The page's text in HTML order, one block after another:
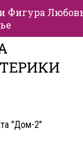
Фигура
"Дом-2"